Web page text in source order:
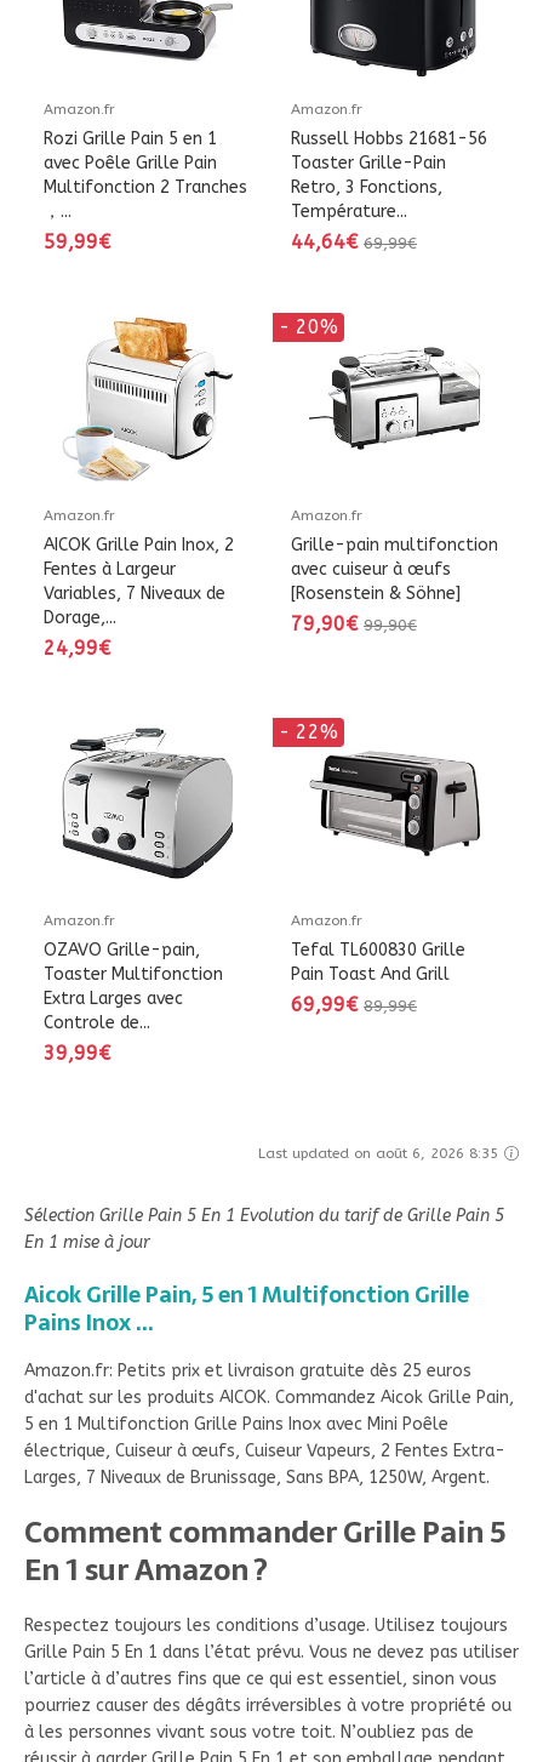
Amazon.fr
Rozi Grille Pain 5 en 1
avec Poêle Grille Pain
Multifonction 2 Tranches
，...
59,99€
Amazon.fr
Russell Hobbs 21681-56
Toaster Grille-Pain
Retro, 3 Fonctions,
Température...
44,64€ 69,99€
Amazon.fr
AICOK Grille Pain Inox, 2
Fentes à Largeur
Variables, 7 Niveaux de
Dorage,...
24,99€
- 20%
Amazon.fr
Grille-pain multifonction
avec cuiseur à œufs
[Rosenstein & Söhne]
79,90€ 99,90€
Amazon.fr
OZAVO Grille-pain,
Toaster Multifonction
Extra Larges avec
Controle de...
39,99€
- 22%
Amazon.fr
Tefal TL600830 Grille
Pain Toast And Grill
69,99€ 89,99€
Last updated on août 6, 2026 8:35
Sélection Grille Pain 5 En 1 Evolution du tarif de Grille Pain 5
En 1 mise à jour
Aicok Grille Pain, 5 en 1 Multifonction Grille
Pains Inox ...
Amazon.fr: Petits prix et livraison gratuite dès 25 euros
d'achat sur les produits AICOK. Commandez Aicok Grille Pain,
5 en 1 Multifonction Grille Pains Inox avec Mini Poêle
électrique, Cuiseur à œufs, Cuiseur Vapeurs, 2 Fentes Extra-
Larges, 7 Niveaux de Brunissage, Sans BPA, 1250W, Argent.
Comment commander Grille Pain 5
En 1 sur Amazon ?
Respectez toujours les conditions d’usage. Utilisez toujours
Grille Pain 5 En 1 dans l’état prévu. Vous ne devez pas utiliser
l’article à d’autres fins que ce qui est essentiel, sinon vous
pourriez causer des dégâts irréversibles à votre propriété ou
à les personnes vivant sous votre toit. N’oubliez pas de